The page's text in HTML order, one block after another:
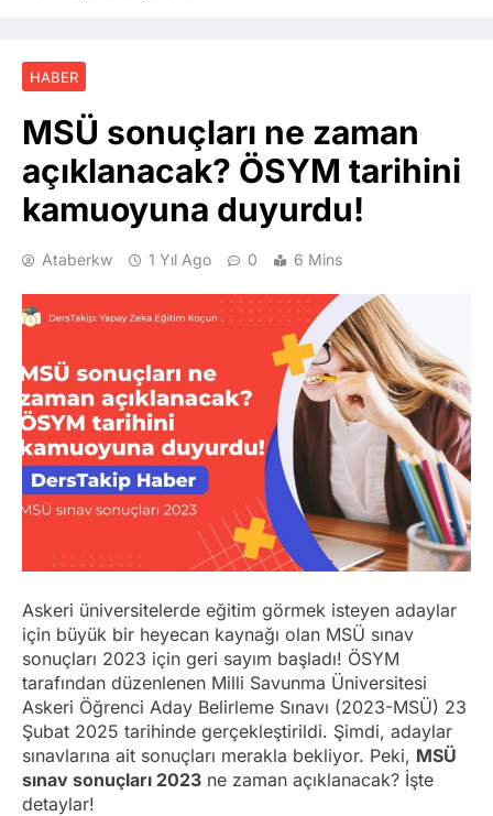
HABER
MSÜ sonuçları ne zaman
açıklanacak? ÖSYM tarihini
kamuoyuna duyurdu!
Ataberkw 1 Yıl Ago 0 6 Mins
Askeri üniversitelerde eğitim görmek isteyen adaylar
için büyük bir heyecan kaynağı olan MSÜ sınav
sonuçları 2023 için geri sayım başladı! ÖSYM
tarafından düzenlenen Milli Savunma Üniversitesi
Askeri Öğrenci Aday Belirleme Sınavı (2023-MSÜ) 23
Şubat 2025 tarihinde gerçekleştirildi. Şimdi, adaylar
sınavlarına ait sonuçları merakla bekliyor. Peki, MSÜ
sınav sonuçları 2023 ne zaman açıklanacak? İşte
detaylar!